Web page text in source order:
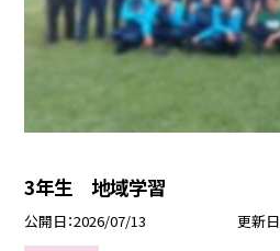
3年生 地域学習
公開日 2026/07/13 更新日